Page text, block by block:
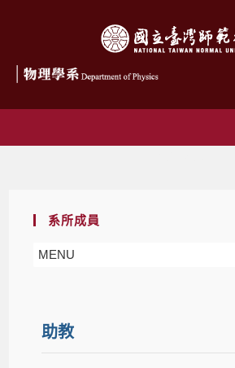
系所成員
MENU
助教